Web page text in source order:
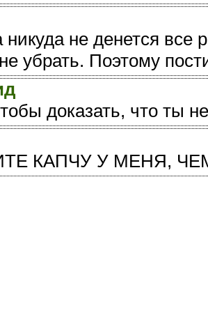
никуда не денется все
убрать. Поэтому
доказать, что ты
КАПЧУ У МЕНЯ,